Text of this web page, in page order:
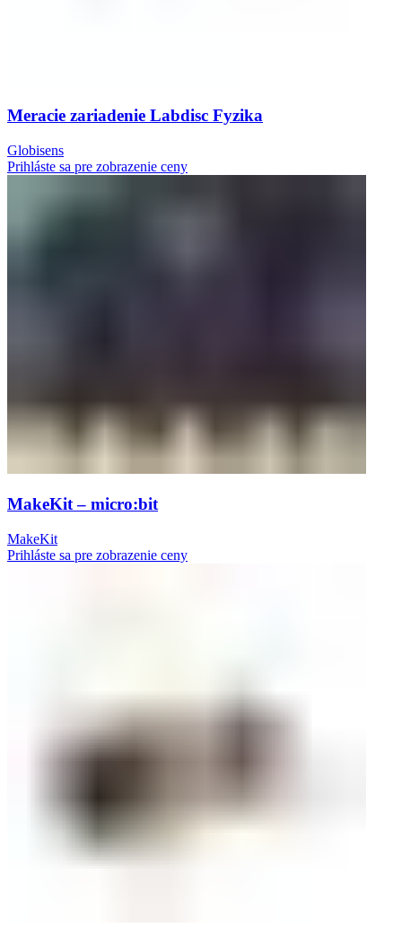
Meracie zariadenie Labdisc Fyzika
Globisens
Prihláste sa pre zobrazenie ceny
MakeKit – micro:bit
MakeKit
Prihláste sa pre zobrazenie ceny